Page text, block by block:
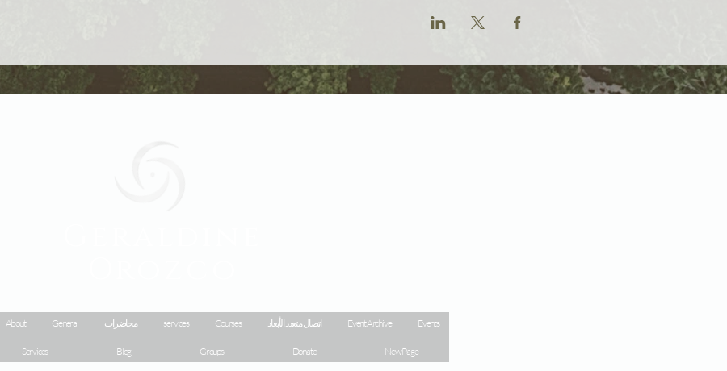
About General محاضرات services Courses اتصال متعدد الأبعاد Event Archive Events
Services Blog Groups Donate New Page